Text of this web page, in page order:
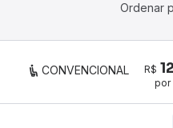
Ordenar
CONVENCIONAL R$
por